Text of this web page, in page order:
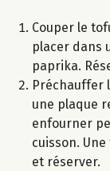
Couper le
placer dans
paprika.
Préchauffer
une plaque
enfourner
cuisson.
et réserver.